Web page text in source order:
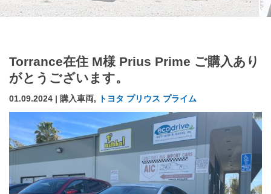
Torrance在住 M様 Prius Prime ご購入あり
がとうございます。
01.09.2024 | 購入車両, トヨタ プリウス プライム